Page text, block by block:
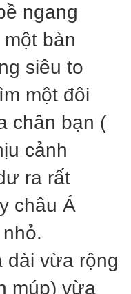
ngang
bàn
siêu to
một đôi
chân bạn (
cảnh
ra rất
châu Á
dài vừa rộng
múp) vừa